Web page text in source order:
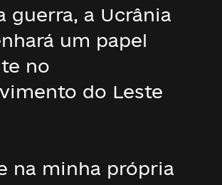
guerra, a Ucrânia
um papel
no
do Leste
na minha própria